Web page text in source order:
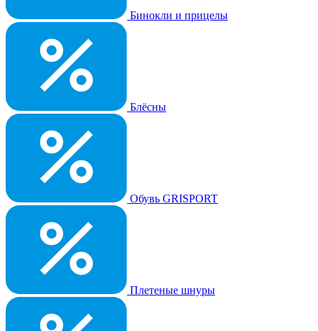
Бинокли и прицелы
Блёсны
Обувь GRISPORT
Плетеные шнуры